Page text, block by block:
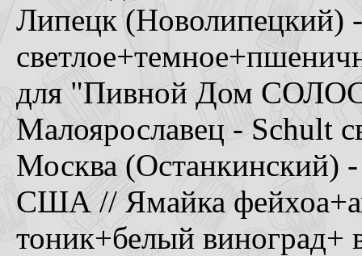
Липецк (Новолипецкий)
для "Пивной Дом
Малоярославец - Schult
Москва (Останкинский) -
США // Ямайка
тоник+белый